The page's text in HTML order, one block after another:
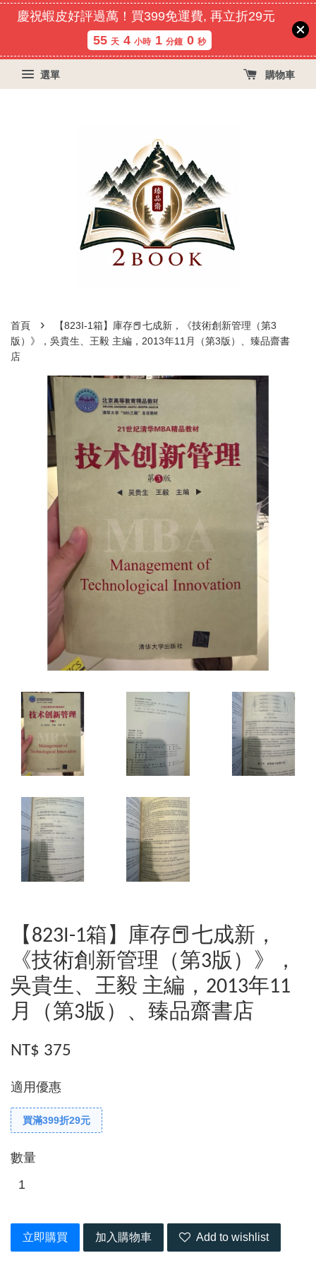
慶祝蝦皮好評過萬！買399免運費, 再立折29元
55 天 4 小時 0 分鐘 59秒
選單 購物車
首頁 ›
【823I-1箱】庫存📕七成新，《技術創新管理（第3
版）》，吳貴生、王毅 主編，2013年11月（第3版）、臻品齋書
店
【823I-1箱】庫存📕七成新，
《技術創新管理（第3版）》，
吳貴生、王毅 主編，2013年11
月（第3版）、臻品齋書店
NT$ 375
適用優惠
買滿399折29元
數量
立即購買 加入購物車 Add to wishlist